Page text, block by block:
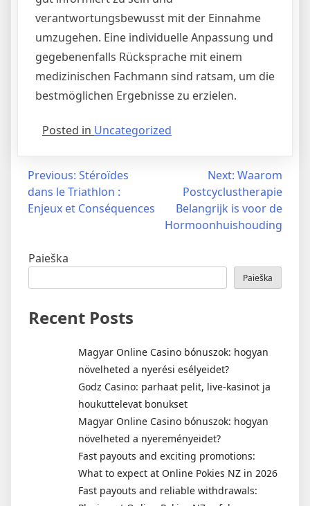
verantwortungsbewusst mit der Einnahme
umzugehen. Eine individuelle Anpassung und
gegebenenfalls Rücksprache mit einem
medizinischen Fachmann sind ratsam, um die
bestmöglichen Ergebnisse zu erzielen.
Posted in Uncategorized
Previous: Stéroïdes
dans le Triathlon :
Enjeux et Conséquences
Next: Waarom
Postcyclustherapie
Belangrijk is voor de
Hormoonhuishouding
Paieška
Paieška
Recent Posts
Magyar Online Casino bónuszok: hogyan
növelheted a nyerési esélyeidet?
Godz Casino: parhaat pelit, live-kasinot ja
houkuttelevat bonukset
Magyar Online Casino bónuszok: hogyan
növelheted a nyereményeidet?
Fast payouts and exciting promotions:
What to expect at Online Pokies NZ in 2026
Fast payouts and reliable withdrawals: